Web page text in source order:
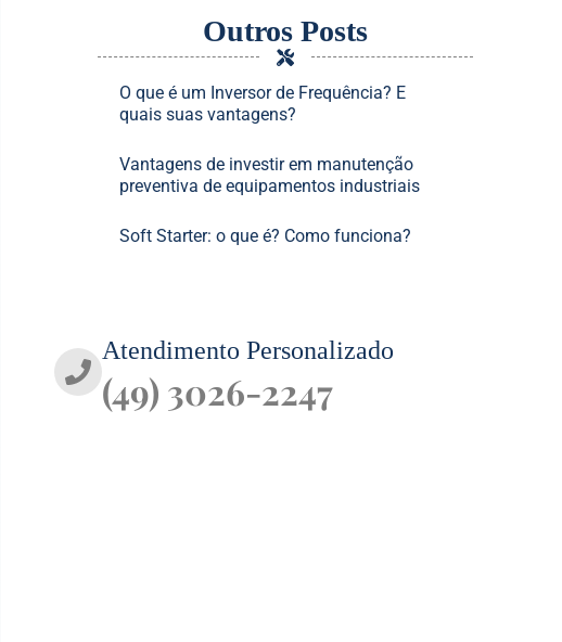
Outros Posts
O que é um Inversor de Frequência? E
quais suas vantagens?
Vantagens de investir em manutenção
preventiva de equipamentos industriais
Soft Starter: o que é? Como funciona?
Atendimento Personalizado
(49) 3026-2247